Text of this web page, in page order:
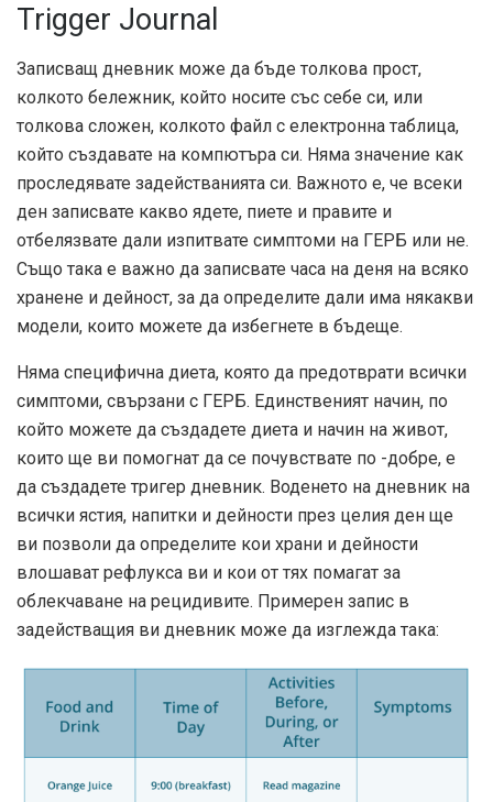
Trigger Journal
Записващ дневник може да бъде толкова прост,
колкото бележник, който носите със себе си, или
толкова сложен, колкото файл с електронна таблица,
който създавате на компютъра си. Няма значение как
проследявате задействанията си. Важното е, че всеки
ден записвате какво ядете, пиете и правите и
отбелязвате дали изпитвате симптоми на ГЕРБ или не.
Също така е важно да записвате часа на деня на всяко
хранене и дейност, за да определите дали има някакви
модели, които можете да избегнете в бъдеще.
Няма специфична диета, която да предотврати всички
симптоми, свързани с ГЕРБ. Единственият начин, по
който можете да създадете диета и начин на живот,
които ще ви помогнат да се почувствате по -добре, е
да създадете тригер дневник. Воденето на дневник на
всички ястия, напитки и дейности през целия ден ще
ви позволи да определите кои храни и дейности
влошават рефлукса ви и кои от тях помагат за
облекчаване на рецидивите. Примерен запис в
задействащия ви дневник може да изглежда така: